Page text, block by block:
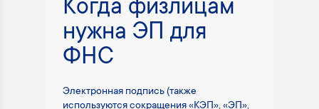
Когда физлицам
нужна ЭП для
ФНС
Электронная подпись (также
используются сокращения «КЭП», «ЭП»,